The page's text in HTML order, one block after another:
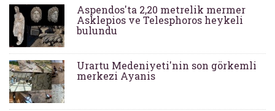
Aspendos'ta 2,20 metrelik mermer
Asklepios ve Telesphoros heykeli
bulundu
Urartu Medeniyeti'nin son görkemli
merkezi Ayanis